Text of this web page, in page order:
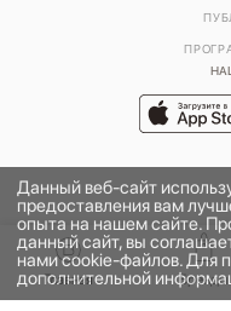
2026 ©
Данный веб-сайт
предоставления вам
опыта на нашем сайте.
данный сайт, вы
нами cookie-файлов. Для
дополнительной
Главная Бренды